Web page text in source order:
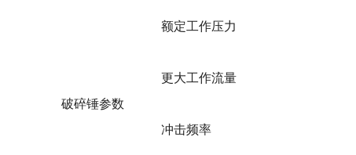
破碎锤参数
额定工作压力
更大工作流量
冲击频率